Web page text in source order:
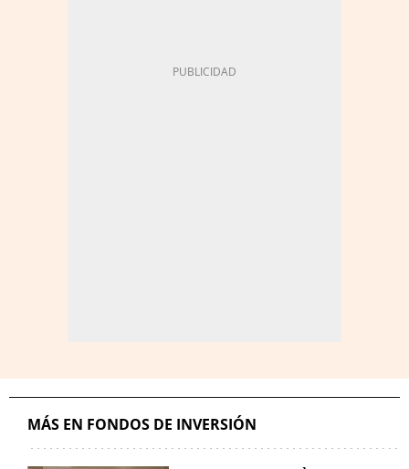
MÁS EN FONDOS DE INVERSIÓN